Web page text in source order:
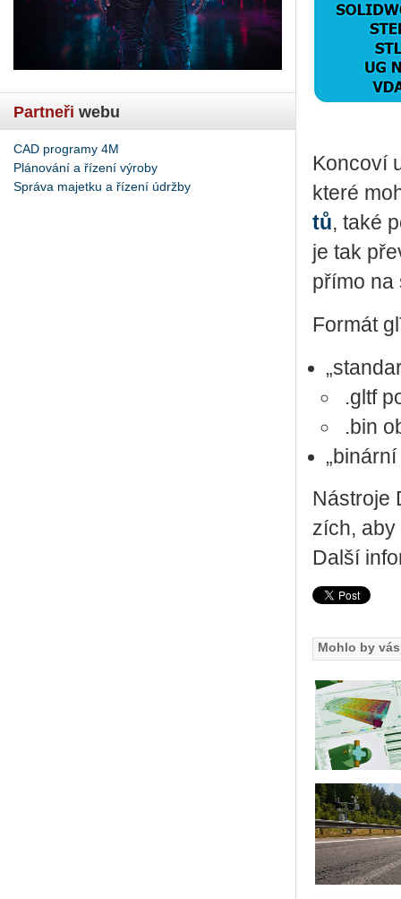
Partneři webu
CAD programy 4M
Plánování a řízení výroby
Správa majetku a řízení údržby
Kon­co­ví
které
tů, také
je tak
přímo na
For­mát
.gltf
.bin
Ná­stro­je
zích,
Další
Mohlo by